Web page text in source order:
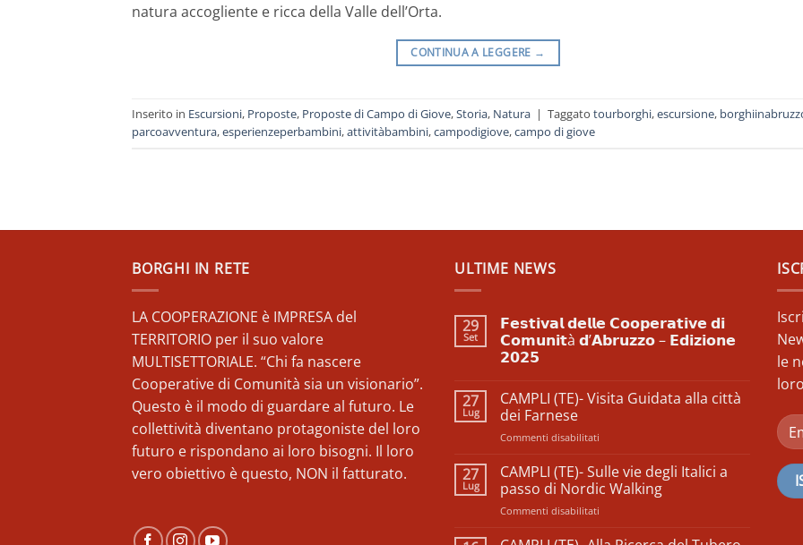
natura accogliente e ricca della Valle dell’Orta.
CONTINUA A LEGGERE →
Inserito in Escursioni, Proposte, Proposte di Campo di Giove,Storia, Natura | Taggato tourborghi,escursione,
parcoavventura,esperienzeperbambini,attivitàbambini,campodigiove,campo di giove
BORGHI IN RETE
LA COOPERAZIONE è IMPRESA del
TERRITORIO per il suo valore
MULTISETTORIALE. “Chi fa nascere
Cooperative di Comunità sia un visionario”.
Questo è il modo di guardare al futuro. Le
collettività diventano protagoniste del loro
futuro e rispondano ai loro bisogni. Il loro
vero obiettivo è questo, NON il fatturato.
ULTIME NEWS
29
Set
𝗙𝗲𝘀𝘁𝗶𝘃𝗮𝗹 𝗱𝗲𝗹𝗹𝗲 𝗖𝗼𝗼𝗽𝗲𝗿𝗮𝘁𝗶𝘃𝗲 𝗱𝗶
𝗖𝗼𝗺𝘂𝗻𝗶𝘁à 𝗱’𝗔𝗯𝗿𝘂𝘇𝘇𝗼 – 𝗘𝗱𝗶𝘇𝗶𝗼𝗻𝗲
𝟮𝟬𝟮𝟱
su
𝗙𝗲𝘀𝘁𝗶𝘃𝗮𝗹
𝗱𝗲𝗹𝗹𝗲
𝗖𝗼𝗼𝗽𝗲𝗿𝗮𝘁𝗶𝘃𝗲
𝗱𝗶
𝗱’𝗔𝗯𝗿𝘂𝘇𝘇𝗼
–
𝗘𝗱𝗶𝘇𝗶𝗼𝗻𝗲
27
Lug
CAMPLI (TE)- Visita Guidata alla città
dei Farnese
Commenti disabilitati
(TE)-
Visita
Guidata
27
Lug
CAMPLI (TE)- Sulle vie degli Italici a
passo di Nordic Walking
Commenti disabilitati
(TE)-
le